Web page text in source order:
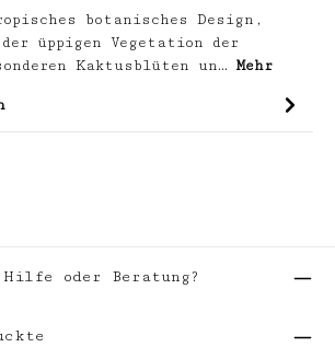
botanisches Design,
üppigen Vegetation der
Kaktusblüten un… Mehr
oder Beratung?